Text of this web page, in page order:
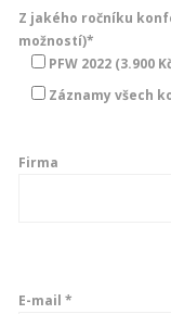
Z jakého ročníku
možností)*
PFW 2022 (3.900
Záznamy všech
Firma
E-mail *